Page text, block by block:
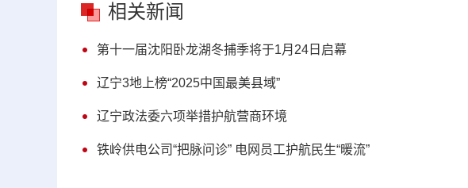
相关新闻
第十一届沈阳卧龙湖冬捕季将于1月24日启幕
辽宁3地上榜“2025中国最美县域”
辽宁政法委六项举措护航营商环境
铁岭供电公司“把脉问诊” 电网员工护航民生“暖流”